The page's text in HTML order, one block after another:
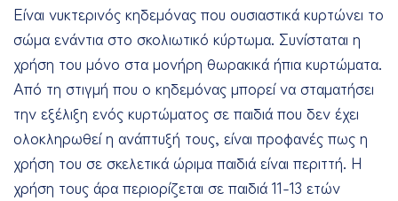
Είναι νυκτερινός κηδεμόνας που ουσιαστικά κυρτώνει το
σώμα ενάντια στο σκολιωτικό κύρτωμα. Συνίσταται η
χρήση του μόνο στα μονήρη θωρακικά ήπια κυρτώματα.
Από τη στιγμή που ο κηδεμόνας μπορεί να σταματήσει
την εξέλιξη ενός κυρτώματος σε παιδιά που δεν έχει
ολοκληρωθεί η ανάπτυξή τους, είναι προφανές πως η
χρήση του σε σκελετικά ώριμα παιδιά είναι περιττή. Η
χρήση τους άρα περιορίζεται σε παιδιά 11-13 ετών